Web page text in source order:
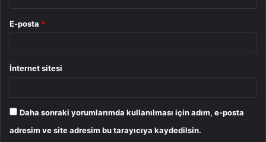
E-posta *
İnternet sitesi
Daha sonraki yorumlarımda kullanılması için adım, e-posta
adresim ve site adresim bu tarayıcıya kaydedilsin.